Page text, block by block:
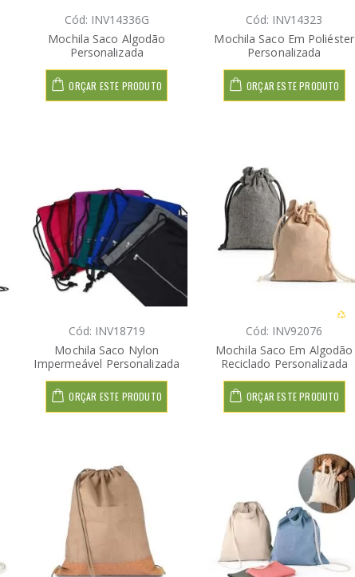
Cód: INV14336G
Mochila Saco Algodão
Personalizada
ORÇAR ESTE PRODUTO
Cód: INV14323
Mochila Saco Em Poliéster
Personalizada
ORÇAR ESTE PRODUTO
Cód: INV18719
Mochila Saco Nylon
Impermeável Personalizada
ORÇAR ESTE PRODUTO
Cód: INV92076
Mochila Saco Em Algodão
Reciclado Personalizada
ORÇAR ESTE PRODUTO